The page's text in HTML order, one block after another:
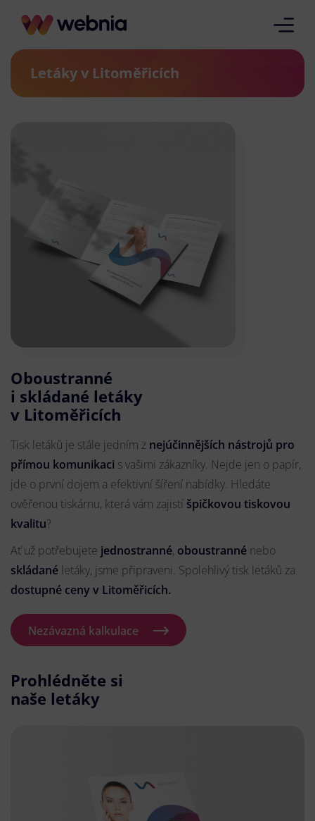
Letáky v Litoměřicích
Oboustranné
i skládané letáky
v Litoměřicích
Tisk letáků je stále jedním z nejúčinnějších nástrojů pro
přímou komunikaci s vašimi zákazníky. Nejde jen o papír,
jde o první dojem a efektivní šíření nabídky. Hledáte
ověřenou tiskárnu, která vám zajistí špičkovou tiskovou
kvalitu?
Ať už potřebujete jednostranné, oboustranné nebo
skládané letáky, jsme připraveni. Spolehlivý tisk letáků za
dostupné ceny v Litoměřicích.
Nezávazná kalkulace
Prohlédněte si
naše letáky